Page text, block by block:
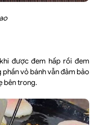
được đem hấp rồi đem
phần vỏ bánh vẫn đảm bảo
bên trong.